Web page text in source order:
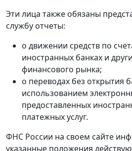
Эти лица также обязаны
службу отчеты:
о движении средств по
иностранных банках и
финансового рынка;
о переводах без открытия
использованием
предоставленных
платежных услуг.
ФНС России на своем сайте
указанные положения